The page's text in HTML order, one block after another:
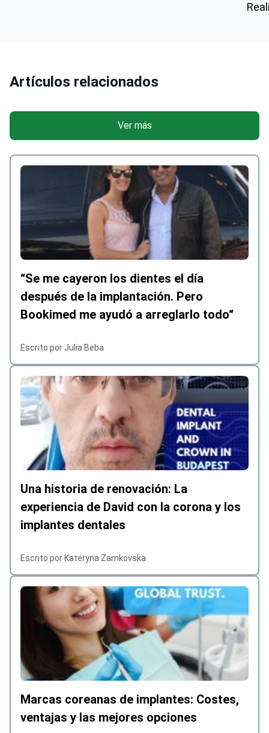
Artículos relacionados
Ver más
“Se me cayeron los dientes el día
después de la implantación. Pero
Bookimed me ayudó a arreglarlo todo“
Escrito por Julia Beba
Una historia de renovación: La
experiencia de David con la corona y los
implantes dentales
Escrito por Kateryna Zamkovska
Marcas coreanas de implantes: Costes,
ventajas y las mejores opciones